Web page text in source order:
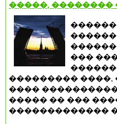
�����, ��������
���
��������� ����,
����
����� �� ���
�������������